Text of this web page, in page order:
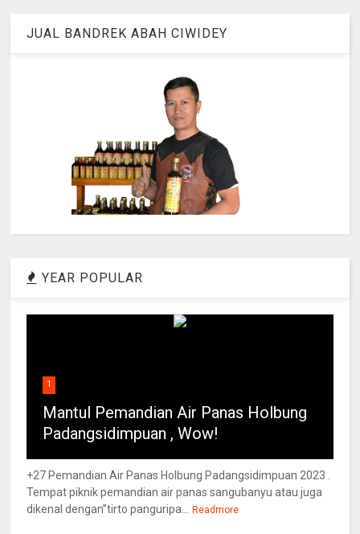
JUAL BANDREK ABAH CIWIDEY
YEAR POPULAR
1
Mantul Pemandian Air Panas Holbung
Padangsidimpuan , Wow!
+27 Pemandian Air Panas Holbung Padangsidimpuan 2023 .
Tempat piknik pemandian air panas sangubanyu atau juga
dikenal dengan”tirto panguripa...
Readmore